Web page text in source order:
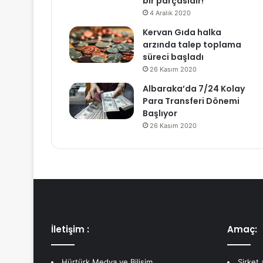
4 Aralık 2020
Kervan Gıda halka
arzında talep toplama
süreci başladı
26 Kasım 2020
Albaraka’da 7/24 Kolay
Para Transferi Dönemi
Başlıyor
26 Kasım 2020
İletişim : Amaç: